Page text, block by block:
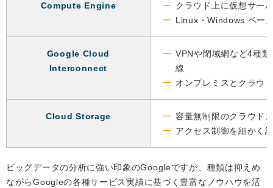
Compute Engine
クラウド上に仮想サー
Linux・Windows ベー
Google Cloud
Interconnect
VPNや閉域網など4種
線
オンプレミスとクラウ
Cloud Storage
容量無制限のクラウド
アクセス制御を細かく
ビッグデータの分析に強い印象のGoogleですが、種類は抑えめ
ながらGoogleの各種サービス実績に基づく豊富なノウハウを活